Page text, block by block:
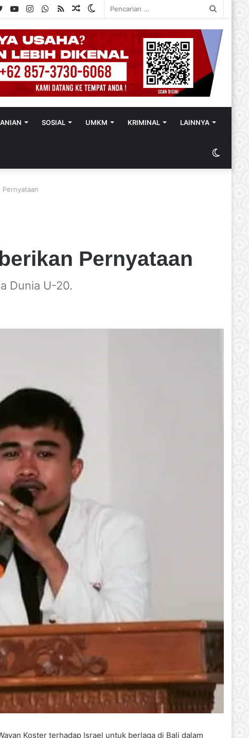
Switch
Random
RSS
WhatsApp
Instagram
YouTube
Twitter
SOSIAL UMKM KRIMINAL LAINNYA
Pernyataan
Pernyataan
Dunia U-20.
Koster terhadap Israel untuk berlaga di Bali dalam